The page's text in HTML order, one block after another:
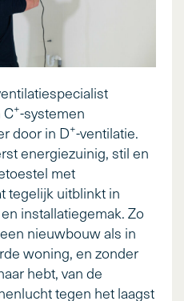
C+-systemen
door in D+-ventilatie.
energiezuinig, stil en
met
tegelijk uitblinkt in
installatiegemak. Zo
nieuwbouw als in
woning, en zonder
hebt, van de
tegen het laagst